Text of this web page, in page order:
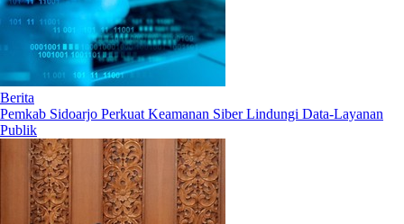
Berita
Pemkab Sidoarjo Perkuat Keamanan Siber Lindungi Data-Layanan
Publik